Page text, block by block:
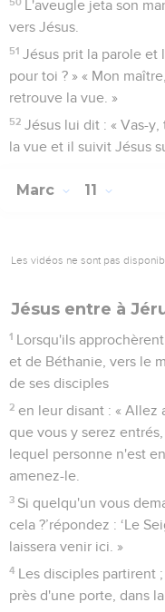
L'aveugle jeta son
vers Jésus.
51 Jésus prit la parole et
pour toi ? » « Mon
retrouve la vue. »
52 Jésus lui dit : « Vas-
la vue et il suivit Jésus
Marc 11
Les vidéos ne sont pas
Jésus entre à
1 Lorsqu'ils
et de Béthanie, vers le
de ses disciples
2 en leur disant : « Allez
que vous y serez
lequel personne n'est
amenez-le.
3 Si quelqu'un vous
cela ?’répondez : ‘Le
laissera venir ici. »
4 Les disciples partirent
près d'une porte, dans